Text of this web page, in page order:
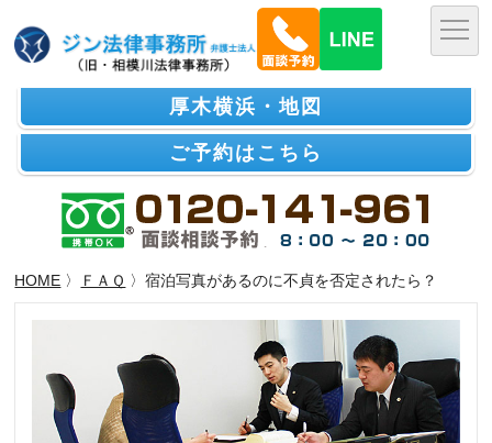
厚木横浜・地図
ご予約はこちら
HOME 〉 ＦＡＱ 〉宿泊写真があるのに不貞を否定されたら？